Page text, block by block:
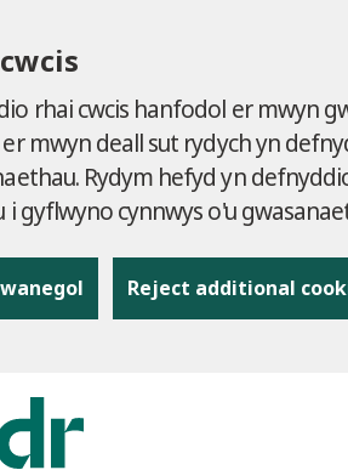
rhai cwcis hanfodol er mwyn
mwyn deall sut rydych yn
Rydym hefyd yn
i gyflwyno cynnwys o'u
Reject additional